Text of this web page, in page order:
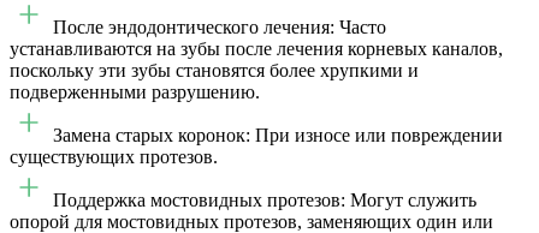
После эндодонтического лечения: Часто
устанавливаются на зубы после лечения корневых каналов,
поскольку эти зубы становятся более хрупкими и
подверженными разрушению.
Замена старых коронок: При износе или повреждении
существующих протезов.
Поддержка мостовидных протезов: Могут служить
опорой для мостовидных протезов, заменяющих один или